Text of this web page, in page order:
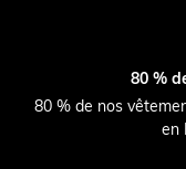
80 %
80 % de nos
en